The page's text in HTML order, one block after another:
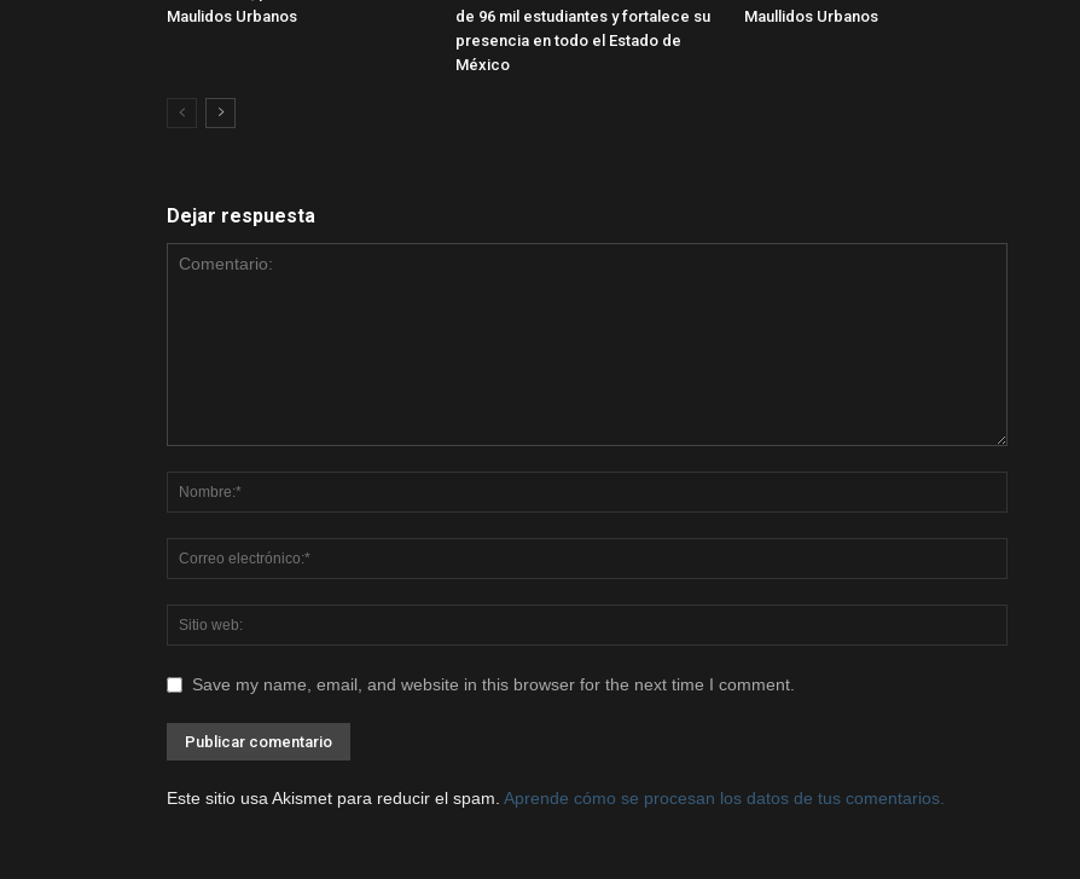
Maulidos Urbanos
de 96 mil estudiantes y fortalece su
presencia en todo el Estado de
México
Maullidos Urbanos
Dejar respuesta
Save my name, email, and website in this browser for the next time I comment.
Este sitio usa Akismet para reducir el spam. Aprende cómo se procesan los datos de tus comentarios.